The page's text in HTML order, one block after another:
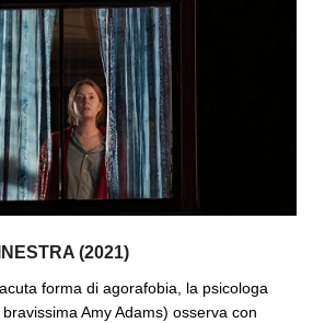
(2021)
forma di agorafobia, la psicologa
Amy Adams) osserva con